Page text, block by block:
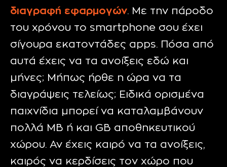
διαγραφή εφαρμογών. Με την πάροδο
του χρόνου το smartphone σου έχει
σίγουρα εκατοντάδες apps. Πόσα από
αυτά έχεις να τα ανοίξεις εδώ και
μήνες; Μήπως ήρθε η ώρα να τα
διαγράψεις τελείως; Ειδικά ορισμένα
παιχνίδια μπορεί να καταλαμβάνουν
πολλά MB ή και GB αποθηκευτικού
χώρου. Αν έχεις καιρό να τα ανοίξεις,
καιρός να κερδίσεις τον χώρο που